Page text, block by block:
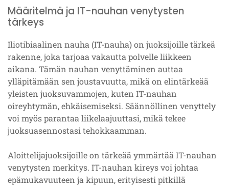
Määritelmä ja IT-nauhan venytysten
tärkeys
Iliotibiaalinen nauha (IT-nauha) on juoksijoille tärkeä
rakenne, joka tarjoaa vakautta polvelle liikkeen
aikana. Tämän nauhan venyttäminen auttaa
ylläpitämään sen joustavuutta, mikä on elintärkeää
yleisten juoksuvammojen, kuten IT-nauhan
oireyhtymän, ehkäisemiseksi. Säännöllinen venyttely
voi myös parantaa liikelaajuuttasi, mikä tekee
juoksuasennostasi tehokkaamman.
Aloittelijajuoksijoille on tärkeää ymmärtää IT-nauhan
venytysten merkitys. IT-nauhan kireys voi johtaa
epämukavuuteen ja kipuun, erityisesti pitkillä